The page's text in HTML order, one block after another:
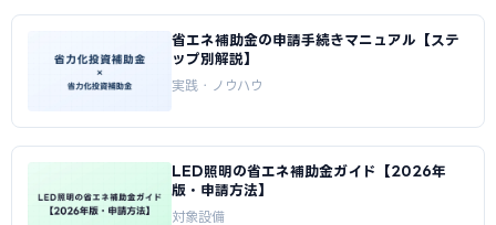
省エネ補助金の申請手続きマニュアル【ステ
ップ別解説】
実践・ノウハウ
LED照明の省エネ補助金ガイド【2026年
版・申請方法】
対象設備